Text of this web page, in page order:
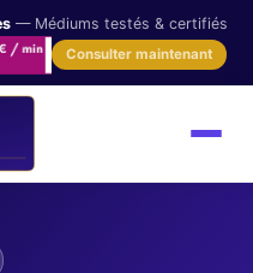
— Médiums testés & certifiés
Consulter maintenant